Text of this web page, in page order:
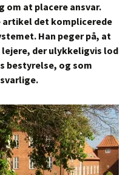
om at placere ansvar.
artikel det komplicerede
Han peger på, at
der ulykkeligvis lod
bestyrelse, og som